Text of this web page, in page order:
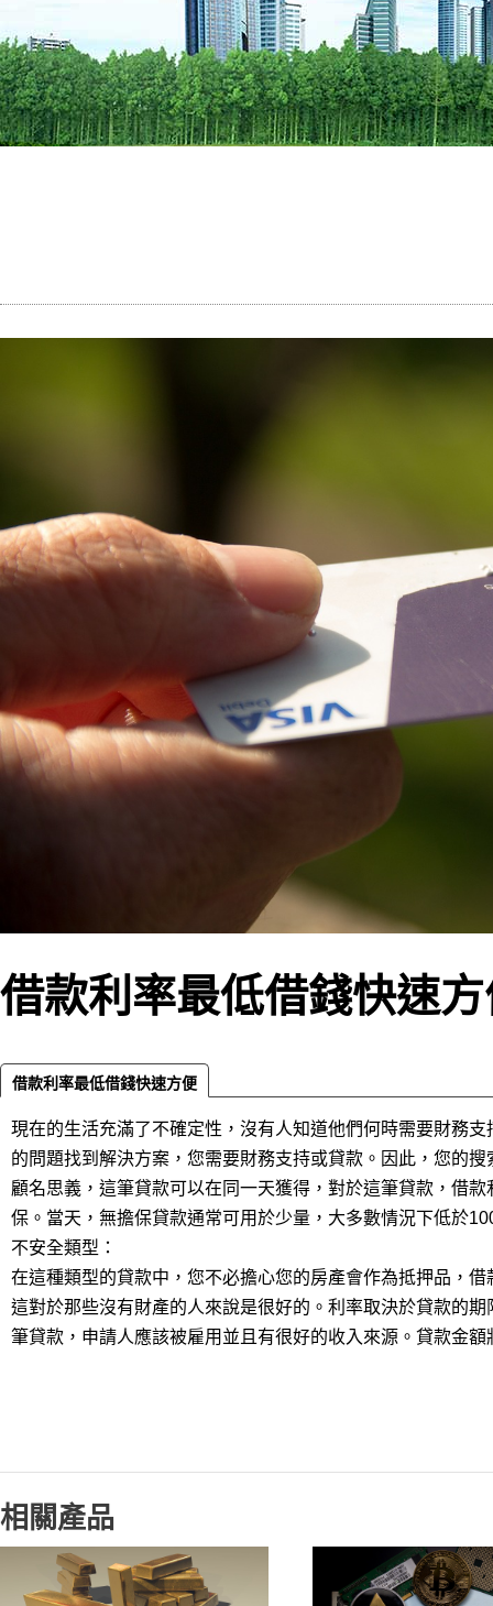
借款利率最低借錢快速
借款利率最低借錢快速方便
現在的生活充滿了不確定性，沒有人知道他們何時需要財務
的問題找到解決方案，您需要財務支持或貸款。因此，您的
顧名思義，這筆貸款可以在同一天獲得，對於這筆貸款，借
保。當天，無擔保貸款通常可用於少量，大多數情況下低於
不安全類型：
在這種類型的貸款中，您不必擔心您的房產會作為抵押品，
這對於那些沒有財產的人來說是很好的。利率取決於貸款的
筆貸款，申請人應該被雇用並且有很好的收入來源。貸款金
相關產品